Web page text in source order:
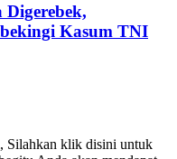
Kasum TNI
Silahkan klik disini untuk